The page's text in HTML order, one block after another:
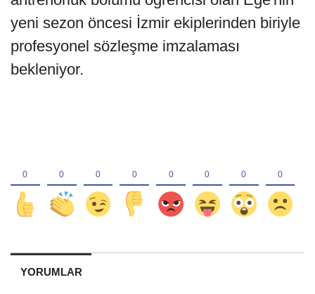
yeni sezon öncesi İzmir ekiplerinden biriyle
profesyonel sözleşme imzalaması
bekleniyor.
YORUMLAR